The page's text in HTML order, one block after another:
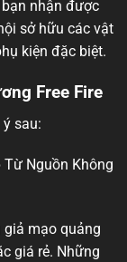
nhận được
sở hữu các vật
kiện đặc biệt.
Free Fire
sau:
Từ Nguồn Không
giả mạo quảng
giá rẻ. Những